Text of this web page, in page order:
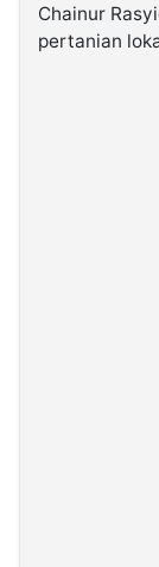
Chainur
pertanian